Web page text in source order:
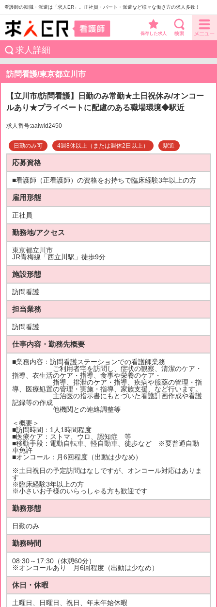
看護師の転職・派遣は「求人ER」。正社員・パート・派遣など様々な働き方の求人多数！
保存した求人
求人詳細
訪問看護/東京都立川市
【立川市/訪問看護】日勤のみ常勤★土日祝休み/オンコー
ルあり★プライベートに配慮のある職場環境◆駅近
求人番号:aaiwid2450
日勤のみ可 4週8休以上（または週休2日以上） 駅近
応募資格
■看護師（正看護師）の資格をお持ちで臨床経験3年以上の方
雇用形態
正社員
勤務地/アクセス
東京都立川市
JR青梅線「西立川駅」徒歩9分
施設形態
訪問看護
担当業務
訪問看護
仕事内容・勤務先概要
■業務内容：訪問看護ステーションでの看護師業務
ご利用者宅を訪問し、症状の観察、清潔のケア・
指導、衣生活のケア・指導、食事や栄養のケア・
指導、排泄のケア・指導、疾病や服薬の管理・指
導、医療処置の管理・実施・指導、家族支援、など行います。
主治医の指示書にもとづいた看護計画作成や看護
記録等の作成
他機関との連絡調整等
＜概要＞
■訪問時間：1人1時間程度
■医療ケア：ストマ、ウロ、認知症 等
■移動手段：電動自転車、軽自動車、徒歩など ※要普通自動
車免許
■オンコール：月6回程度（出動は少なめ）
※土日祝日の予定訪問はなしですが、オンコール対応はありま
す
※臨床経験3年以上の方
※小さいお子様のいらっしゃる方も歓迎です
勤務形態
日勤のみ
勤務時間
08:30～17:30（休憩60分）
※オンコールあり 月6回程度（出動は少なめ）
休日・休暇
土曜日、日曜日、祝日、年末年始休暇